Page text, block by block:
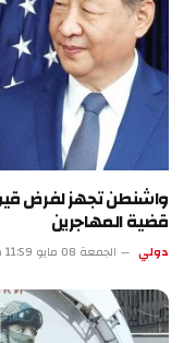
واشنطن تجهز لفرض
قضية المهاجرين
دولي الجمعة 08 مايو 11:59 م